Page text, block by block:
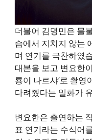
더불어 김명민은 물
습에서 지치지 않는
며 연기를 극찬하였
대본을 보고 변요한
룡이 나르샤’로 촬영
다려줬다는 일화가
변요한은 출연하는
표 연기라는 수식어